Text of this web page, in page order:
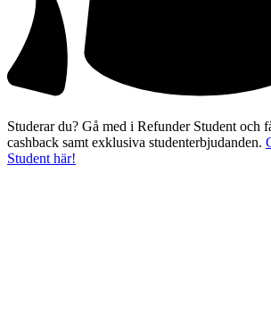
Studerar du? Gå med i Refunder Student och
cashback samt exklusiva studenterbjudanden.
Student här!